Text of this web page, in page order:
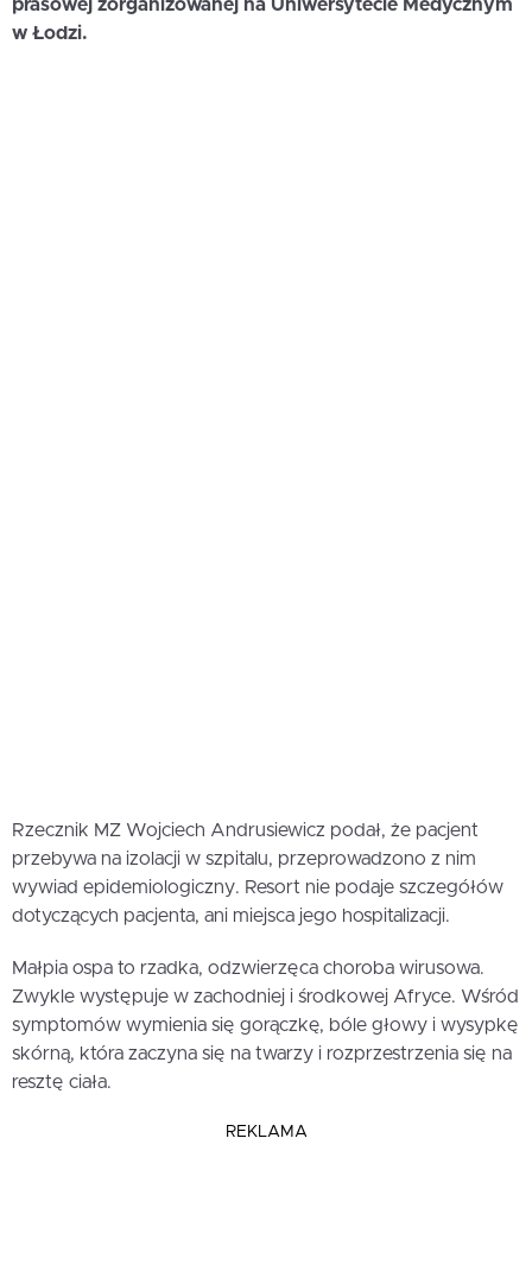
prasowej zorganizowanej na Uniwersytecie Medycznym
w Łodzi.
Rzecznik MZ Wojciech Andrusiewicz podał, że pacjent
przebywa na izolacji w szpitalu, przeprowadzono z nim
wywiad epidemiologiczny. Resort nie podaje szczegółów
dotyczących pacjenta, ani miejsca jego hospitalizacji.
Małpia ospa to rzadka, odzwierzęca choroba wirusowa.
Zwykle występuje w zachodniej i środkowej Afryce. Wśród
symptomów wymienia się gorączkę, bóle głowy i wysypkę
skórną, która zaczyna się na twarzy i rozprzestrzenia się na
resztę ciała.
REKLAMA